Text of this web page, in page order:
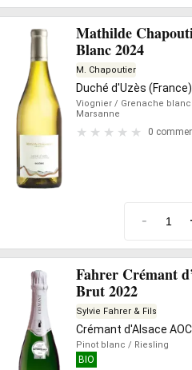
Mathilde
Blanc 2024
M. Chapoutier
Duché d'Uzès (France)
Viognier / Grenache blanc
Marsanne
0
-
Fahrer Crémant
Brut 2022
Sylvie Fahrer & Fils
Crémant d'Alsace
Pinot blanc / Riesling
BIO